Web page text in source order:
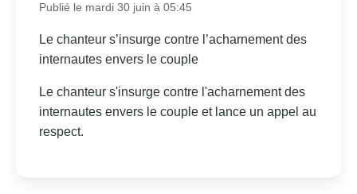
Publié le mardi 30 juin à 05:45
Le chanteur s’insurge contre l’acharnement des
internautes envers le couple
Le chanteur s'insurge contre l'acharnement des
internautes envers le couple et lance un appel au
respect.